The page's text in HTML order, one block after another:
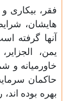
فقر، بیکاری و
هایشان،
آنها گرفته
یمن،
خاورمیانه و
حاکمان
بهره بوده